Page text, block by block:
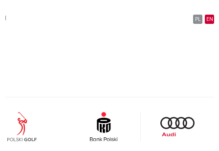
| PL EN